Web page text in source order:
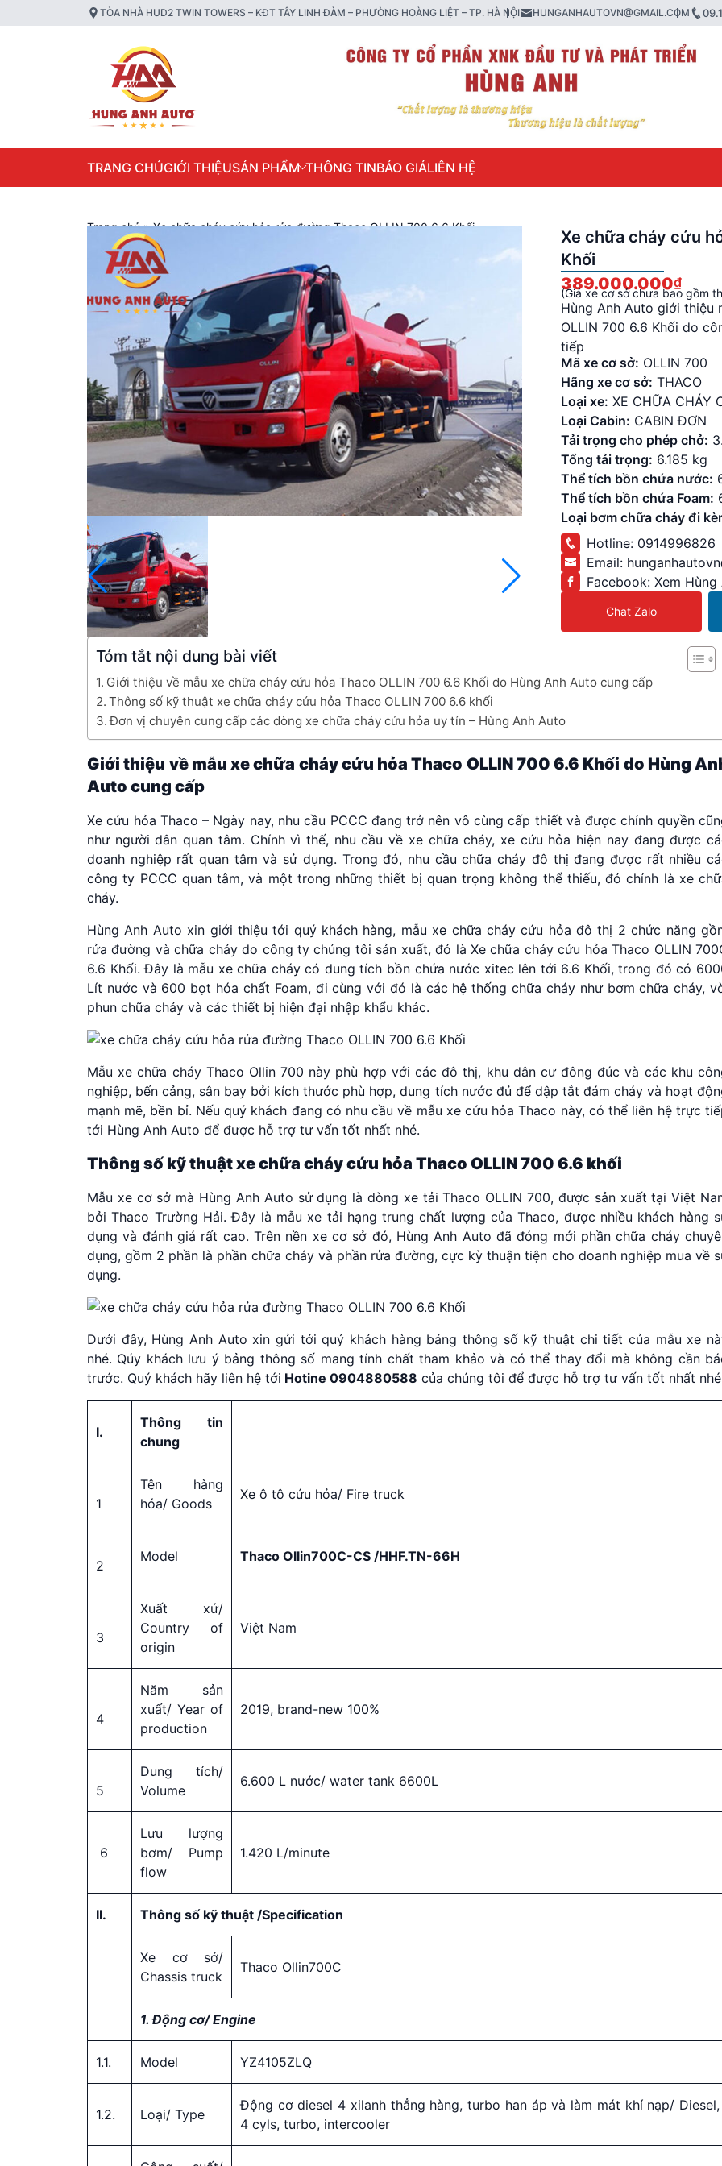
TÒA NHÀ HUD2 TWIN TOWERS – KĐT TÂY LINH ĐÀM – PHƯỜNG HOÀNG LIỆT – TP. HÀ NỘI HUNGANHAUTOVN@GMAIL.COM
TRANG CHỦGIỚI THIỆUSẢN PHẨM THÔNG TINBÁO GIÁLIÊN HỆ
Trang chủ»Xe chữa cháy cứu hỏa rửa đường Thaco OLLIN 700 6.6 Khối
Xe chữa cháy cứu
Khối
389.000.000₫
(Giá xe cơ sở chưa bao gồm
Hùng Anh Auto giới thiệu
OLLIN 700 6.6 Khối do
tiếp
Mã xe cơ sở: OLLIN 700
Hãng xe cơ sở: THACO
Loại xe: XE CHỮA CHÁY
Loại Cabin: CABIN ĐƠN
Tải trọng cho phép chở:
Tổng tải trọng: 6.185 kg
Thể tích bồn chứa nước:
Thể tích bồn chứa Foam:
Loại bơm chữa cháy đi
Hotline: 0914996826
Email:
Facebook: Xem
Chat Zalo
Tóm tắt nội dung bài viết
Giới thiệu về mẫu xe chữa cháy cứu hỏa Thaco OLLIN 700 6.6 Khối do Hùng Anh Auto cung cấp
Thông số kỹ thuật xe chữa cháy cứu hỏa Thaco OLLIN 700 6.6 khối
Đơn vị chuyên cung cấp các dòng xe chữa cháy cứu hỏa uy tín – Hùng Anh Auto
Giới thiệu về mẫu xe chữa cháy cứu hỏa Thaco OLLIN 700 6.6 Khối do Hùng
Auto cung cấp
Xe cứu hỏa Thaco – Ngày nay, nhu cầu PCCC đang trở nên vô cùng cấp thiết và được chính quyền
như người dân quan tâm. Chính vì thế, nhu cầu về xe chữa cháy, xe cứu hỏa hiện nay đang được
doanh nghiệp rất quan tâm và sử dụng. Trong đó, nhu cầu chữa cháy đô thị đang được rất nhiều
công ty PCCC quan tâm, và một trong những thiết bị quan trọng không thể thiếu, đó chính là xe
cháy.
Hùng Anh Auto xin giới thiệu tới quý khách hàng, mẫu xe chữa cháy cứu hỏa đô thị 2 chức năng
rửa đường và chữa cháy do công ty chúng tôi sản xuất, đó là Xe chữa cháy cứu hỏa Thaco OLLIN
6.6 Khối. Đây là mẫu xe chữa cháy có dung tích bồn chứa nước xitec lên tới 6.6 Khối, trong đó có
Lít nước và 600 bọt hóa chất Foam, đi cùng với đó là các hệ thống chữa cháy như bơm chữa cháy,
phun chữa cháy và các thiết bị hiện đại nhập khẩu khác.
Mẫu xe chữa cháy Thaco Ollin 700 này phù hợp với các đô thị, khu dân cư đông đúc và các khu
nghiệp, bến cảng, sân bay bởi kích thước phù hợp, dung tích nước đủ để dập tắt đám cháy và hoạt
mạnh mẽ, bền bỉ. Nếu quý khách đang có nhu cầu về mẫu xe cứu hỏa Thaco này, có thể liên hệ trực
tới Hùng Anh Auto để được hỗ trợ tư vấn tốt nhất nhé.
Thông số kỹ thuật xe chữa cháy cứu hỏa Thaco OLLIN 700 6.6 khối
Mẫu xe cơ sở mà Hùng Anh Auto sử dụng là dòng xe tải Thaco OLLIN 700, được sản xuất tại Việt
bởi Thaco Trường Hải. Đây là mẫu xe tải hạng trung chất lượng của Thaco, được nhiều khách hàng
dụng và đánh giá rất cao. Trên nền xe cơ sở đó, Hùng Anh Auto đã đóng mới phần chữa cháy
dụng, gồm 2 phần là phần chữa cháy và phần rửa đường, cực kỳ thuận tiện cho doanh nghiệp mua về
dụng.
Dưới đây, Hùng Anh Auto xin gửi tới quý khách hàng bảng thông số kỹ thuật chi tiết của mẫu xe
nhé. Qúy khách lưu ý bảng thông số mang tính chất tham khảo và có thể thay đổi mà không cần
trước. Quý khách hãy liên hệ tới Hotine 0904880588 của chúng tôi để được hỗ trợ tư vấn tốt nhất
I.
Thông tin
chung
1
Tên hàng
hóa/ Goods
Xe ô tô cứu hỏa/ Fire truck
2
Model Thaco Ollin700C-CS /HHF.TN-66H
3
Xuất xứ/
Country of
origin
Việt Nam
4
Năm sản
xuất/ Year of
production
2019, brand-new 100%
5
Dung tích/
Volume
6.600 L nước/ water tank 6600L
6
Lưu lượng
bơm/ Pump
flow
1.420 L/minute
II. Thông số kỹ thuật /Specification
Xe cơ sở/
Chassis truck
Thaco Ollin700C
1. Động cơ/ Engine
1.1. Model YZ4105ZLQ
1.2. Loại/ Type
Động cơ diesel 4 xilanh thẳng hàng, turbo han áp và làm mát khí nạp/ Diesel,
4 cyls, turbo, intercooler